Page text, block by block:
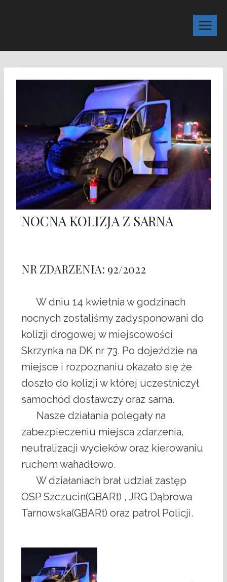
NOCNA KOLIZJA Z SARNA
NR ZDARZENIA: 92/2022
W dniu 14 kwietnia w godzinach
nocnych zostaliśmy zadysponowani do
kolizji drogowej w miejscowości
Skrzynka na DK nr 73. Po dojeździe na
miejsce i rozpoznaniu okazało się że
doszło do kolizji w której uczestniczył
samochód dostawczy oraz sarna.
Nasze działania polegały na
zabezpieczeniu miejsca zdarzenia,
neutralizacji wycieków oraz kierowaniu
ruchem wahadłowo.
W działaniach brał udział zastęp
OSP Szczucin(GBARt) , JRG Dąbrowa
Tarnowska(GBARt) oraz patrol Policji.